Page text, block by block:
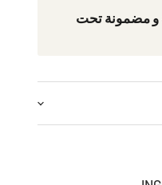
و مضمونة تحت